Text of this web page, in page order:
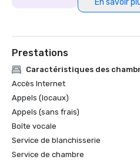
Prestations
Caractéristiques des
Accès Internet
Appels (locaux)
Appels (sans frais)
Boîte vocale
Service de blanchisserie
Service de chambre